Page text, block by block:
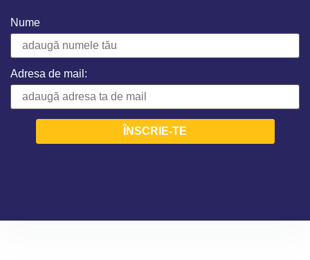
Nume
Adresa de mail: